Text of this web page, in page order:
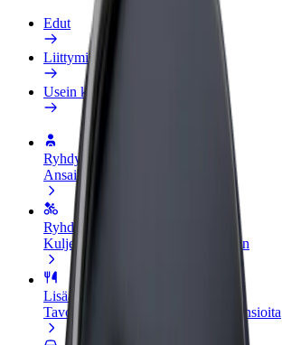
Edut
Liittymisohjeet
Usein kysytyt kysymykset
Ryhdy kuljettajaksi
Ansaitse omilla ehdoillasi
Ryhdy ruokalähetiksi
Kuljeta ruokaa ja ansaitse viikoittain
Lisää ravintola tai kauppa
Tavoita lisää asiakkaita ja kasvata ansioita